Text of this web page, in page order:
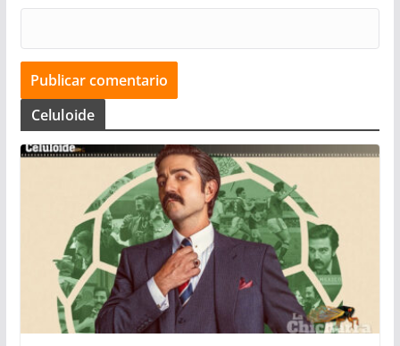
Celuloide